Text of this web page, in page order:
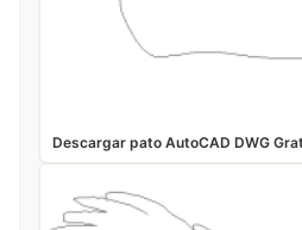
Descargar pato AutoCAD DWG